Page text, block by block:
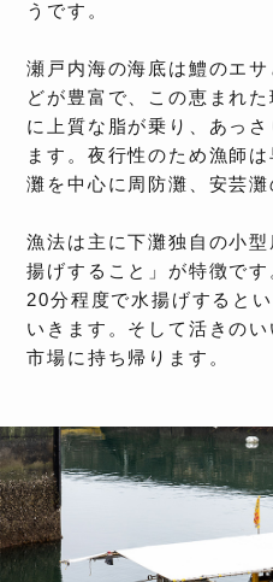
うです。
瀬戸内海の海底は鱧のエ
どが豊富で、この恵まれ
に上質な脂が乗り、あっ
ます。夜行性のため漁師
灘を中心に周防灘、安芸灘
漁法は主に下灘独自の小
揚げすること」が特徴で
20分程度で水揚げすると
いきます。そして活きの
市場に持ち帰ります。